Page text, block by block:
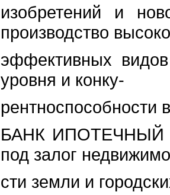
изобретений и
производство
эффективных
уровня и конку-
рентноспособности
БАНК ИПОТЕЧНЫЙ -
под залог
сти земли и